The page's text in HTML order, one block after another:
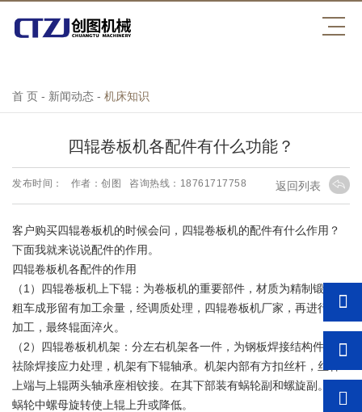
开云官方注册
首 页 - 新闻动态 - 机床知识
四辊卷板机各配件有什么功能？
发布时间： 作者：创图 咨询热线：18761717758 返回列表
客户购买四辊卷板机的时候会问，四辊卷板机的配件有什么作用？
下面我就来说说配件的作用。
四辊卷板机各配件的作用
（1）四辊卷板机上下辊：为卷板机的重要部件，材质为精制锻件，
粗车成形留有加工余量，经调质处理，四辊卷板机厂家，再进行精
加工，最终辊面淬火。
（2）四辊卷板机机架：分左右机架各一件，为钢板焊接结构件，经
祛除焊接应力处理，机架有下辊轴承。机架内部有方扣丝杆，丝杆
上端与上辊两头轴承座相铰接。在其下部装有蜗轮副和螺旋副。靠
蜗轮中螺母旋转使上辊上升或降低。